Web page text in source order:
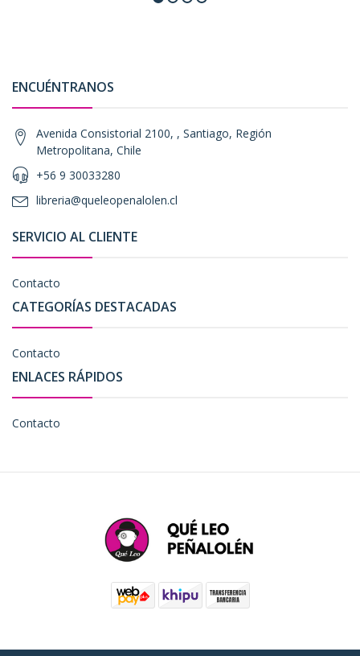
ENCUÉNTRANOS
Avenida Consistorial 2100, , Santiago, Región
Metropolitana, Chile
+56 9 30033280
libreria@queleopenalolen.cl
SERVICIO AL CLIENTE
Contacto
CATEGORÍAS DESTACADAS
Contacto
ENLACES RÁPIDOS
Contacto